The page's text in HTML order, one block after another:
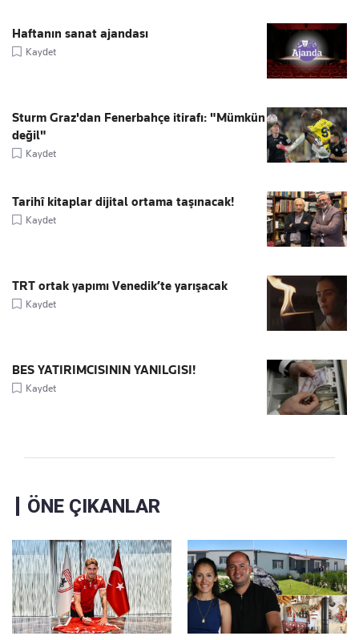
Haftanın sanat ajandası
Kaydet
Sturm Graz'dan Fenerbahçe itirafı: "Mümkün
değil"
Kaydet
Tarihî kitaplar dijital ortama taşınacak!
Kaydet
TRT ortak yapımı Venedik’te yarışacak
Kaydet
BES YATIRIMCISININ YANILGISI!
Kaydet
ÖNE ÇIKANLAR